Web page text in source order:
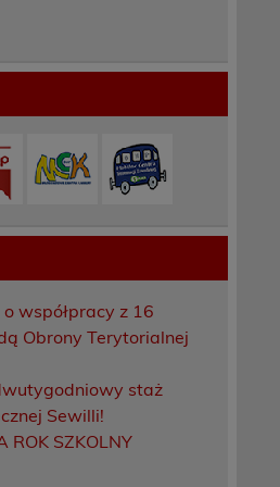
o współpracy z 16
Obrony Terytorialnej
staż
Sewilli!
ROK SZKOLNY